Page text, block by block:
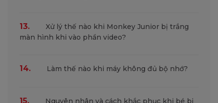
13.
Xử lý thế nào khi Monkey Junior bị trắng
màn hình khi vào phần video?
14. Làm thế nào khi máy không đủ bộ nhớ?
15.
Nguyên nhân và cách khắc phục khi bé bị